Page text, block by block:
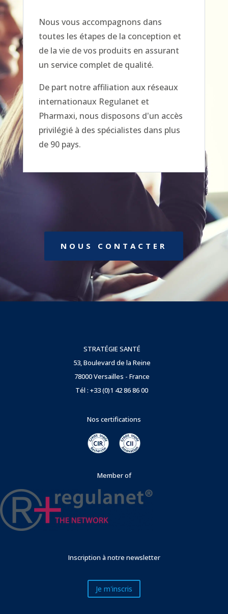
Nous vous accompagnons dans
toutes les étapes de la conception et
de la vie de vos produits en assurant
un service complet de qualité.
De part notre affiliation aux réseaux
internationaux Regulanet et
Pharmaxi, nous disposons d'un accès
privilégié à des spécialistes dans plus
de 90 pays.
NOUS CONTACTER
STRATÉGIE SANTÉ
53, Boulevard de la Reine
78000 Versailles - France
Tél : +33 (0)1 42 86 86 00
Nos certifications
Member of
Inscription à notre newsletter
Je m'inscris